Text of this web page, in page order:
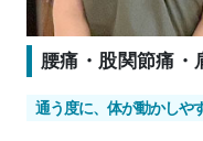
腰痛・股関節痛
通う度に、体が動かしや